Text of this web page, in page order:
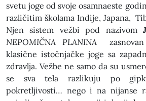
svetu joge od svoje osamnaeste
različitim školama Indije, Japana,
Njen sistem vežbi pod nazivom
NEPOMIČNA PLANINAzasnovan
klasične istočnjačke joge sa
zdravlja. Vežbe ne samo da su
se sva tela razlikuju po
pokretljivosti… nego i na nijanse